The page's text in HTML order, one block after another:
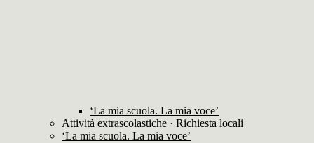
‘La mia scuola. La mia voce’
Attività extrascolastiche · Richiesta locali
‘La mia scuola. La mia voce’